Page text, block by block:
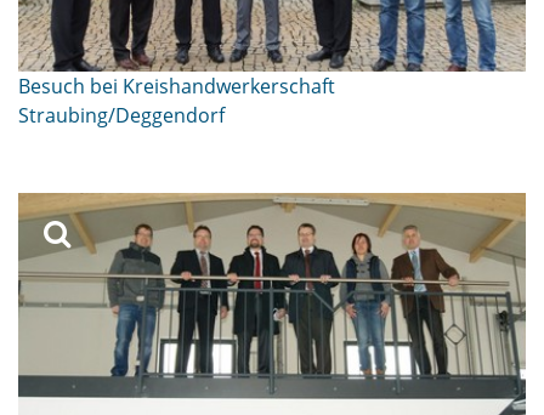
Besuch bei Kreishandwerkerschaft
Straubing/Deggendorf